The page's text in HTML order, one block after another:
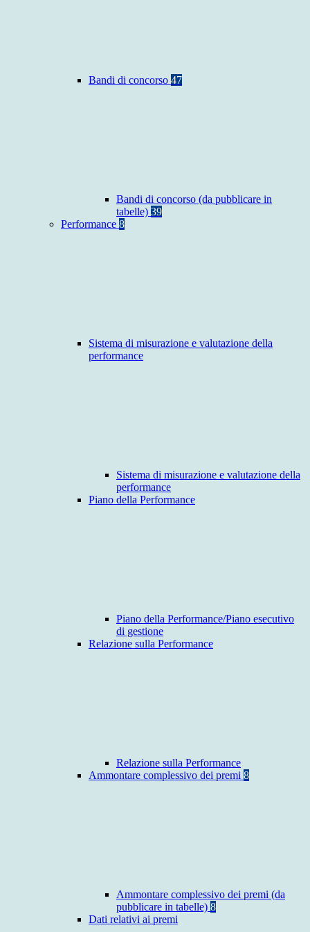
Bandi di concorso 47
Bandi di concorso (da pubblicare in
tabelle) 39
Performance 8
Sistema di misurazione e valutazione della
performance
Sistema di misurazione e valutazione della
performance
Piano della Performance
Piano della Performance/Piano esecutivo
di gestione
Relazione sulla Performance
Relazione sulla Performance
Ammontare complessivo dei premi 8
Ammontare complessivo dei premi (da
pubblicare in tabelle) 8
Dati relativi ai premi